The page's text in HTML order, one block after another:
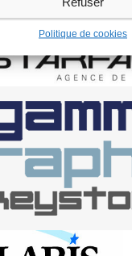
Politique de cookies